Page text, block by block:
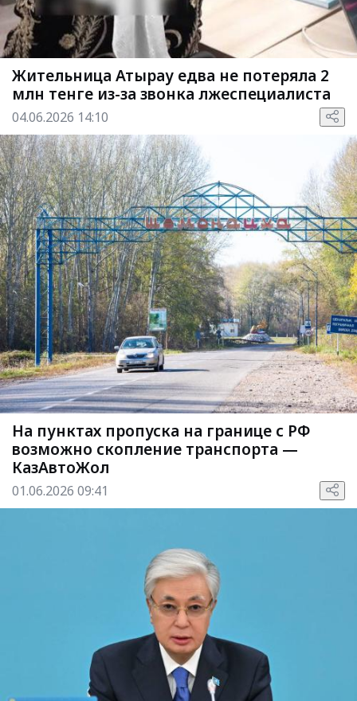
Жительница Атырау едва не потеряла 2
млн тенге из-за звонка лжеспециалиста
04.06.2026 14:10
На пунктах пропуска на границе с РФ
возможно скопление транспорта —
КазАвтоЖол
01.06.2026 09:41